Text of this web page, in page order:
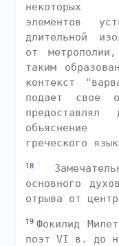
некоторых
элементов
длительной
от
таким
контекст
подает свое
предоставлял
объяснение
греческого
18
основного
отрыва от
19 Фокилид
поэт VI в. до